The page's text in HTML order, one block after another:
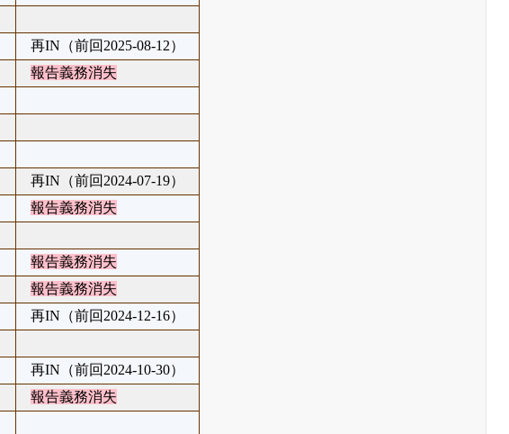
再IN（前回2025-08-12）
報告義務消失
再IN（前回2024-07-19）
報告義務消失
報告義務消失
報告義務消失
再IN（前回2024-12-16）
再IN（前回2024-10-30）
報告義務消失